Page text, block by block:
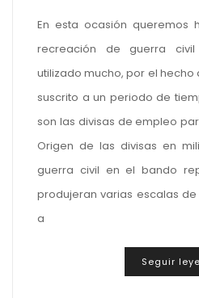
En esta ocasión queremos
recreación de guerra
utilizado mucho, por el
suscrito a un periodo de
son las divisas de empleo
Origen de las divisas en
guerra civil en el bando
produjeran varias escalas
a
Seguir